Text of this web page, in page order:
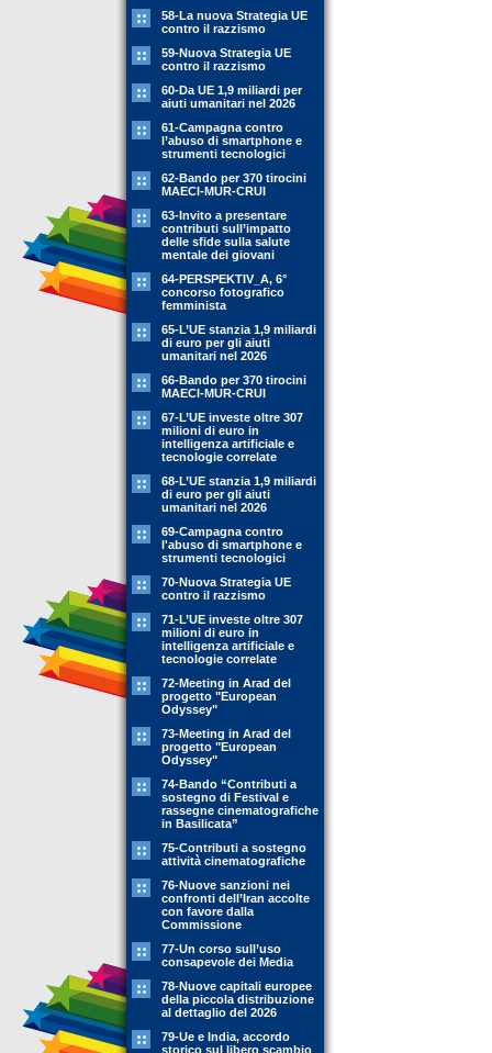
58-La nuova Strategia UE
contro il razzismo
59-Nuova Strategia UE
contro il razzismo
60-Da UE 1,9 miliardi per
aiuti umanitari nel 2026
61-Campagna contro
l’abuso di smartphone e
strumenti tecnologici
62-Bando per 370 tirocini
MAECI-MUR-CRUI
63-Invito a presentare
contributi sull’impatto
delle sfide sulla salute
mentale dei giovani
64-PERSPEKTIV_A, 6°
concorso fotografico
femminista
65-L’UE stanzia 1,9 miliardi
di euro per gli aiuti
umanitari nel 2026
66-Bando per 370 tirocini
MAECI-MUR-CRUI
67-L’UE investe oltre 307
milioni di euro in
intelligenza artificiale e
tecnologie correlate
68-L’UE stanzia 1,9 miliardi
di euro per gli aiuti
umanitari nel 2026
69-Campagna contro
l'abuso di smartphone e
strumenti tecnologici
70-Nuova Strategia UE
contro il razzismo
71-L’UE investe oltre 307
milioni di euro in
intelligenza artificiale e
tecnologie correlate
72-Meeting in Arad del
progetto "European
Odyssey"
73-Meeting in Arad del
progetto "European
Odyssey"
74-Bando “Contributi a
sostegno di Festival e
rassegne cinematografiche
in Basilicata”
75-Contributi a sostegno
attività cinematografiche
76-Nuove sanzioni nei
confronti dell’Iran accolte
con favore dalla
Commissione
77-Un corso sull’uso
consapevole dei Media
78-Nuove capitali europee
della piccola distribuzione
al dettaglio del 2026
79-Ue e India, accordo
storico sul libero scambio